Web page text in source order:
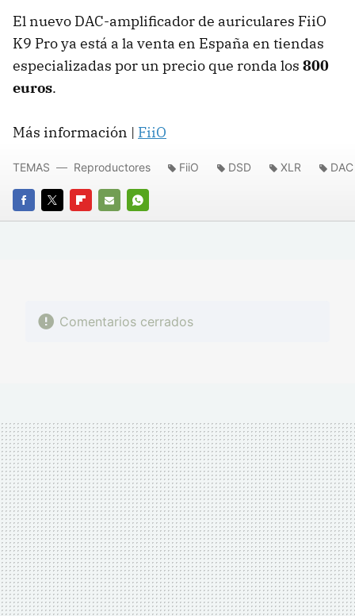
El nuevo DAC-amplificador de auriculares FiiO
K9 Pro ya está a la venta en España en tiendas
especializadas por un precio que ronda los 800
euros.
Más información | FiiO
FACEBOOK
TWITTERFLIPBOARD
E-
WHATSAPP
TEMAS Reproductores FiiO DSD XLR DAC
Comentarios cerrados